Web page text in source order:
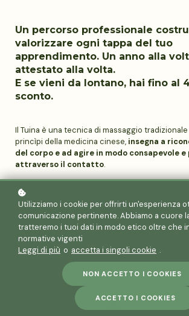
Un percorso professionale
valorizzare ogni tappa del tuo
apprendimento. Un anno alla
attestato alla volta.
E se vieni da lontano, hai fino al
sconto.
Il Tuina è una tecnica di massaggio
princìpi della medicina cinese, insegna a
del corpo e ad agire in modo consapevole
attraverso il contatto.
Nel corso di Medicina Cinese e Tuina, anno
nuove competenze, le metti in pratica e ottieni
certifica il percorso svolto.
La teoria è fruibile online quando vuoi, la
presenzaa Bari e se sei distante dalla sede
speciale.
Utilizziamo i cookie per offrirti un'esperienza
comunicazione pertinente. Abbiamo a cuore
tratteremo i tuoi dati in modo etico oltre che
normative vigenti
Leggi di più o accetta i singoli cookie .
NON ACCETTO I COOKIES
ACCETTO I COOKIES